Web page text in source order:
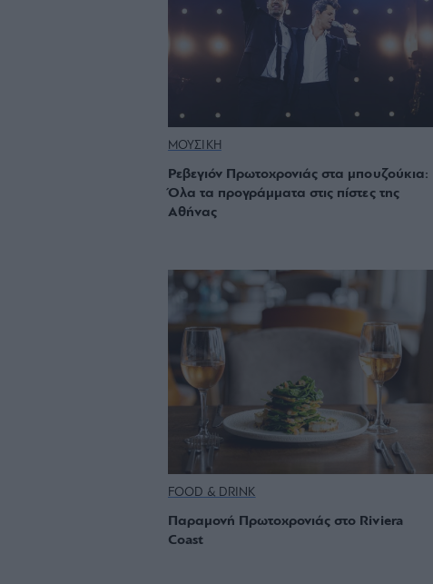
ΜΟΥΣΙΚΗ
Ρεβεγιόν Πρωτοχρονιάς στα μπουζούκια:
Όλα τα προγράμματα στις πίστες της
Αθήνας
FOOD & DRINK
Παραμονή Πρωτοχρονιάς στο Riviera
Coast